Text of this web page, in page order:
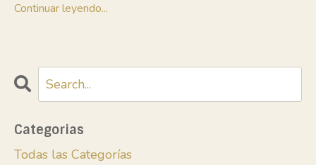
Continuar leyendo...
Categorias
Todas las Categorías